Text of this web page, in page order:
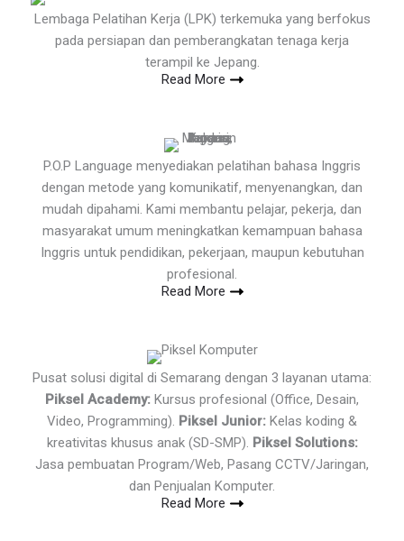
Lembaga Pelatihan Kerja (LPK) terkemuka yang berfokus
pada persiapan dan pemberangkatan tenaga kerja
terampil ke Jepang.
Read More
P.O.P Language menyediakan pelatihan bahasa Inggris
dengan metode yang komunikatif, menyenangkan, dan
mudah dipahami. Kami membantu pelajar, pekerja, dan
masyarakat umum meningkatkan kemampuan bahasa
Inggris untuk pendidikan, pekerjaan, maupun kebutuhan
profesional.
Read More
Pusat solusi digital di Semarang dengan 3 layanan utama:
Piksel Academy: Kursus profesional (Office, Desain,
Video, Programming). Piksel Junior: Kelas koding &
kreativitas khusus anak (SD-SMP). Piksel Solutions:
Jasa pembuatan Program/Web, Pasang CCTV/Jaringan,
dan Penjualan Komputer.
Read More